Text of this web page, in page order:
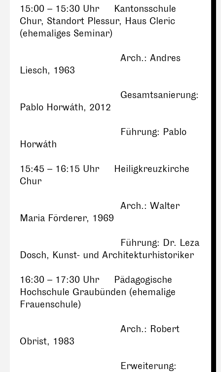
15:00 – 15:30 Uhr Kantonsschule
Chur, Standort Plessur, Haus Cleric
(ehemaliges Seminar)
Arch.: Andres
Liesch, 1963
Gesamtsanierung:
Pablo Horwáth, 2012
Führung: Pablo
Horwáth
15:45 – 16:15 Uhr Heiligkreuzkirche
Chur
Arch.: Walter
Maria Förderer, 1969
Führung: Dr. Leza
Dosch, Kunst- und Architekturhistoriker
16:30 – 17:30 Uhr Pädagogische
Hochschule Graubünden (ehemalige
Frauenschule)
Arch.: Robert
Obrist, 1983
Erweiterung: